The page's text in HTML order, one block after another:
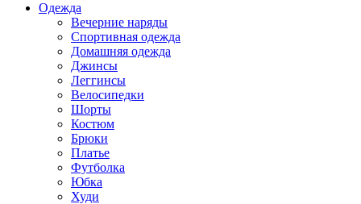
Одежда
Вечерние наряды
Спортивная одежда
Домашняя одежда
Джинсы
Леггинсы
Велосипедки
Шорты
Костюм
Брюки
Платье
Футболка
Юбка
Худи